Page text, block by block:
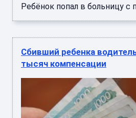
Ребёнок попал в больницу с п
Сбивший ребенка
тысяч компенсации